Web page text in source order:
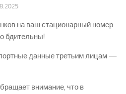
на ваш стационарный номер
бдительны!
данные третьим лицам —
внимание, что в